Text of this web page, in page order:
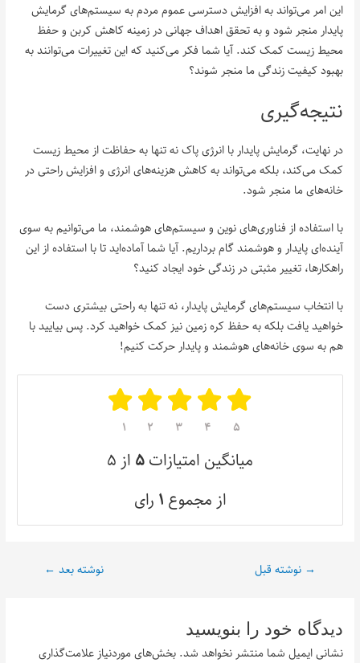
این امر می‌تواند به افزایش دسترسی عموم مردم به سیستم‌های گرمایش
پایدار منجر شود و به تحقق اهداف جهانی در زمینه کاهش کربن و حفظ
محیط زیست کمک کند. آیا شما فکر می‌کنید که این تغییرات می‌توانند به
بهبود کیفیت زندگی ما منجر شوند؟
نتیجه‌گیری
در نهایت، گرمایش پایدار با انرژی پاک نه تنها به حفاظت از محیط زیست
کمک می‌کند، بلکه می‌تواند به کاهش هزینه‌های انرژی و افزایش راحتی در
خانه‌های ما منجر شود.
با استفاده از فناوری‌های نوین و سیستم‌های هوشمند، ما می‌توانیم به سوی
آینده‌ای پایدار و هوشمند گام برداریم. آیا شما آماده‌اید تا با استفاده از این
راهکارها، تغییر مثبتی در زندگی خود ایجاد کنید؟
با انتخاب سیستم‌های گرمایش پایدار، نه تنها به راحتی بیشتری دست
خواهید یافت بلکه به حفظ کره زمین نیز کمک خواهید کرد. پس بیایید با
هم به سوی خانه‌های هوشمند و پایدار حرکت کنیم!
۱ ۲ ۳ ۴ ۵
میانگین امتیازات۵ از ۵
از مجموع ۱ رای
→ نوشته قبل نوشته بعد ←
دیدگاه‌ خود را بنویسید
نشانی ایمیل شما منتشر نخواهد شد. بخش‌های موردنیاز علامت‌گذاری